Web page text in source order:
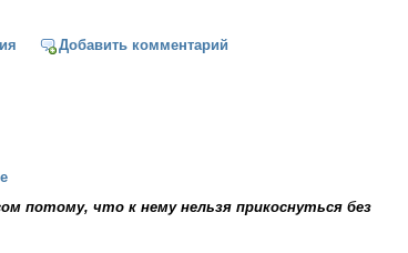
поэт
Добавить комментарий
потому, что к нему нельзя прикоснуться без